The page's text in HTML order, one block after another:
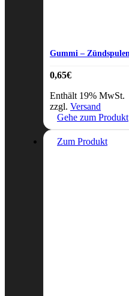
Gummi –
0,65€
Enthält 19% MwSt.
zzgl. Versand
Gehe zum Produkt
Zum Produkt